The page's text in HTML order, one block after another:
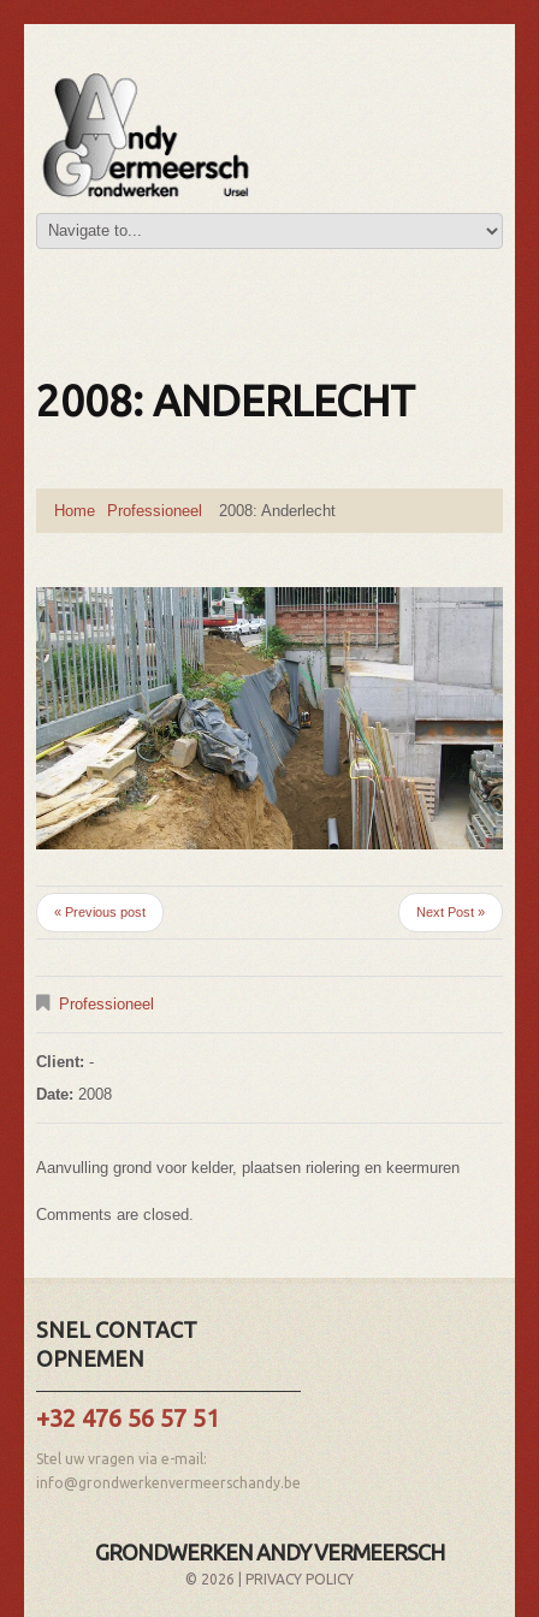
2008: ANDERLECHT
Home Professioneel 2008: Anderlecht
« Previous post Next Post »
Professioneel
Client: -
Date: 2008
Aanvulling grond voor kelder, plaatsen riolering en keermuren
Comments are closed.
SNEL CONTACT
OPNEMEN
+32 476 56 57 51
Stel uw vragen via e-mail:
info@grondwerkenvermeerschandy.be
GRONDWERKEN ANDY VERMEERSCH
© 2026 | PRIVACY POLICY